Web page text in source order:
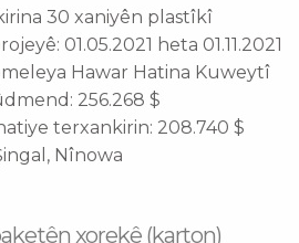
30 xaniyên plastîkî
01.05.2021 heta 01.11.2021
Hawar Hatina Kuweytî
256.268 $
terxankirin: 208.740 $
Nînowa
xorekê (karton)
Next